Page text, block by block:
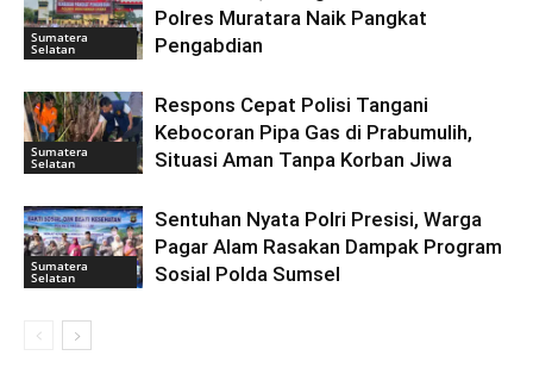
Sumatera
Selatan
Polres Muratara Naik Pangkat
Pengabdian
Sumatera
Selatan
Respons Cepat Polisi Tangani
Kebocoran Pipa Gas di Prabumulih,
Situasi Aman Tanpa Korban Jiwa
Sumatera
Selatan
Sentuhan Nyata Polri Presisi, Warga
Pagar Alam Rasakan Dampak Program
Sosial Polda Sumsel